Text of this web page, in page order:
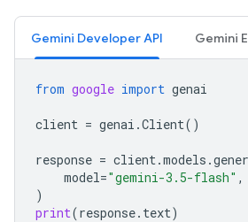
Gemini Developer API
from google import genai
client = genai .Client()
response = client.models .
model="gemini-3.5-flash" ,
)
print(response. text)